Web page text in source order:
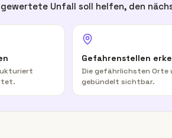
Unfall soll helfen, den
Gefahrenstellen
Die gefährlichsten Orte
gebündelt sichtbar.